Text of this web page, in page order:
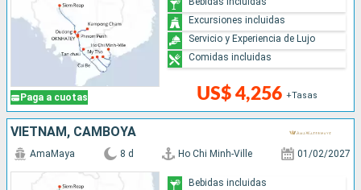
Paga a cuotas US$ 4,256 +Tasas
Excursiones incluidas
Servicio y Experiencia de Lujo
Comidas incluidas
VIETNAM, CAMBOYA
AmaMaya 8 d Ho Chi Minh-Ville 01/02/2027
Bebidas incluidas